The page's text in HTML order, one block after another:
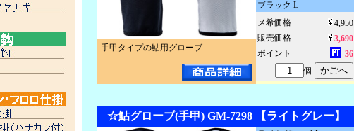
手甲タイプの鮎用グローブ
ブラック L
メ希価格
4,950
販売価格
3,690
ポイント
36
個
☆鮎グローブ(手甲) GM-7298 【ライトグレー】